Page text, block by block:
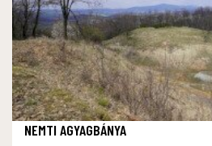
NEMTI AGYAGBÁNYA